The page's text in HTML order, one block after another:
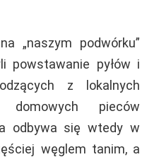
„naszym podwórku”
powstawanie pyłów i
z lokalnych
pieców
odbywa się wtedy w
węglem tanim, a